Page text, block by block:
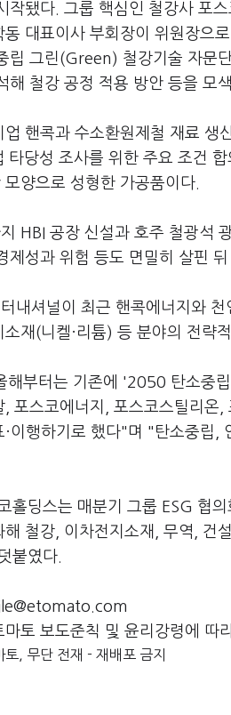
작됐다. 그룹 핵심인 철강사 포
동 대표이사 부회장이 위원장으
립 그린(Green) 철강기술 자문
해 철강 공정 적용 방안 등을 모
업 핸콕과 수소환원제철 재료
타당성 조사를 위한 주요 조건
양으로 성형한 가공품이다.
HBI 공장 신설과 호주 철광석
제성과 위험 등도 면밀히 살핀 뒤
내셔널이 최근 핸콕에너지와
재(니켈·리튬) 등 분야의 전략
해부터는 기존에 '2050 탄소중
, 포스코에너지, 포스코스틸리온
·이행하기로 했다"며 "탄소중립,
홀딩스는 매분기 그룹 ESG 협
해 철강, 이차전지소재, 무역, 건
붙였다.
토 보도준칙 및 윤리강령에 따
, 무단 전재 - 재배포 금지